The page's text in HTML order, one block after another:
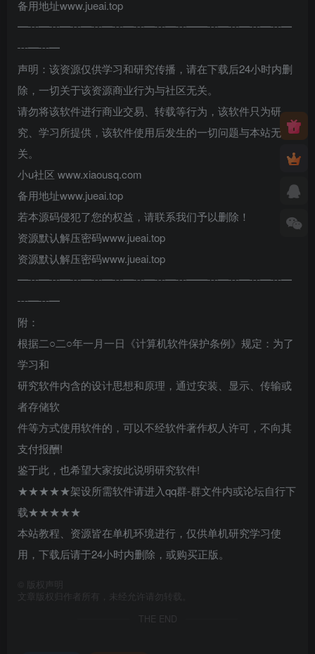
备用地址www.jueai.top
━┅━┅━┅━┅━┅━┅━┅━┅━━┅━┅━┅━┅━
┅━┅━
声明：该资源仅供学习和研究传播，请在下载后24小时内删
除，一切关于该资源商业行为与社区无关。
请勿将该软件进行商业交易、转载等行为，该软件只为研
究、学习所提供，该软件使用后发生的一切问题与本站无
关。
小u社区 www.xiaousq.com
备用地址www.jueai.top
若本源码侵犯了您的权益，请联系我们予以删除！
资源默认解压密码www.jueai.top
资源默认解压密码www.jueai.top
━┅━┅━┅━┅━┅━┅━┅━┅━━┅━┅━┅━┅━
┅━┅━
附：
根据二○二○年一月一日《计算机软件保护条例》规定：为了
学习和
研究软件内含的设计思想和原理，通过安装、显示、传输或
者存储软
件等方式使用软件的，可以不经软件著作权人许可，不向其
支付报酬!
鉴于此，也希望大家按此说明研究软件!
★★★★★架设所需软件请进入qq群-群文件内或论坛自行下
载★★★★★
本站教程、资源皆在单机环境进行，仅供单机研究学习使
用，下载后请于24小时内删除，或购买正版。
版权声明
文章版权归作者所有，未经允许请勿转载。
THE END